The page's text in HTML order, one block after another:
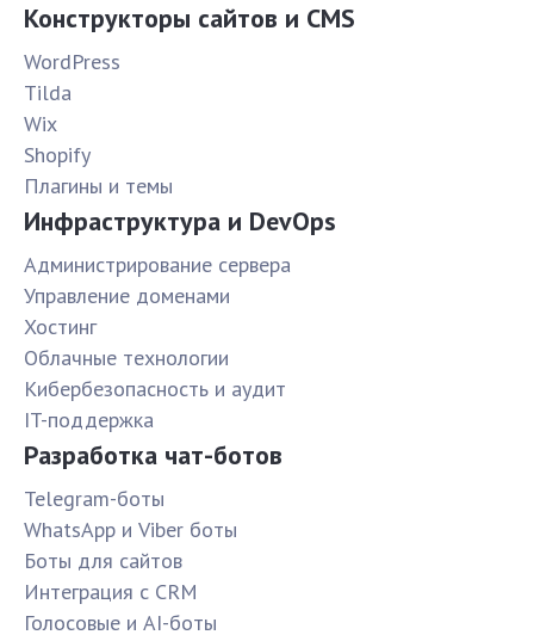
Конструкторы сайтов и CMS
WordPress
Tilda
Wix
Shopify
Плагины и темы
Инфраструктура и DevOps
Администрирование сервера
Управление доменами
Хостинг
Облачные технологии
Кибербезопасность и аудит
IT-поддержка
Разработка чат-ботов
Telegram-боты
WhatsApp и Viber боты
Боты для сайтов
Интеграция с CRM
Голосовые и AI-боты